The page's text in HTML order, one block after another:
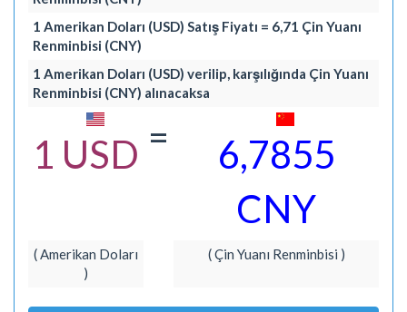
1 Amerikan Doları (USD) Satış Fiyatı = 6,71 Çin Yuanı
Renminbisi (CNY)
1 Amerikan Doları (USD) verilip, karşılığında Çin Yuanı
Renminbisi (CNY) alınacaksa
1 USD =
6,7855
CNY
( Amerikan Doları
)
( Çin Yuanı Renminbisi )